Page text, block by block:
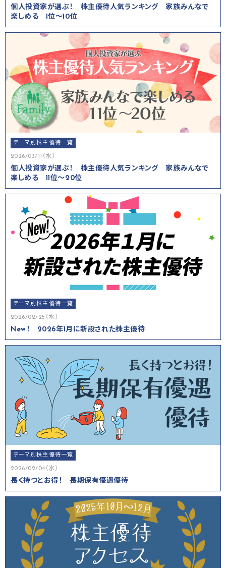
個人投資家が選ぶ！ 株主優待人気ランキング 家族みんなで
楽しめる 1位～10位
テーマ別株主優待一覧
2026/03/11（水）
個人投資家が選ぶ！ 株主優待人気ランキング 家族みんなで
楽しめる 11位～20位
テーマ別株主優待一覧
2026/02/25（水）
New！ 2026年1月に新設された株主優待
テーマ別株主優待一覧
2026/02/04（水）
長く持つとお得！ 長期保有優遇優待